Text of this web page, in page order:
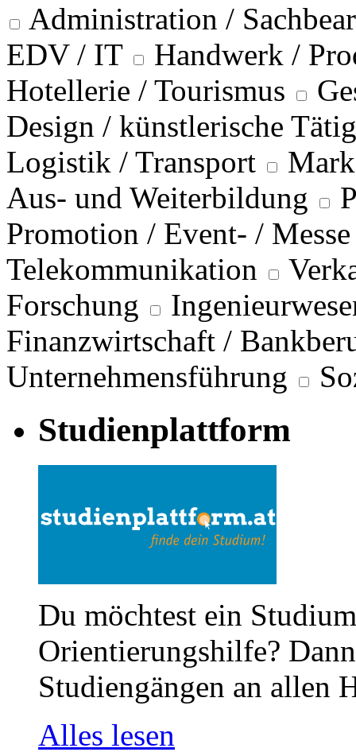
Administration /
EDV / IT
Handwerk /
Hotellerie / Tourismus
Design / künstlerische
Logistik / Transport
Aus- und Weiterbildung
Promotion / Event- / Messe
Telekommunikation
Forschung
Finanzwirtschaft /
Unternehmensführung
Studienplattform
Du möchtest ein
Orientierungshilfe?
Studiengängen an allen
Alles lesen